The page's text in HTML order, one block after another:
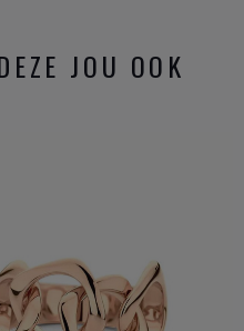
JOU OOK